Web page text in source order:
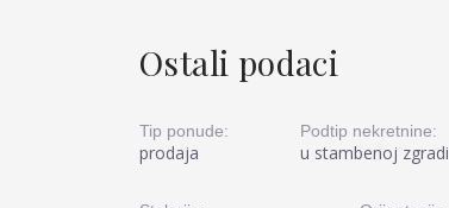
Ostali podaci
Tip ponude:
prodaja
Podtip nekretnine:
u stambenoj zgradi